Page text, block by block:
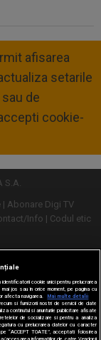
afisarea
setarile
de
cookie-
S.A.
Abonare Digi TV
Info
Codul etic
cookie unici pentru prelucrarea
jos sau în orice moment, pe pagina cu
afecta navigarea.
Mai multe detalii
si furnizorii nostri de servicii de date
continutul si anunturile publicitare afisate
de socializare si pentru a analiza
cu prelucrarea datelor cu caracter
“ACCEPT TOATE”, acceptati folosirea